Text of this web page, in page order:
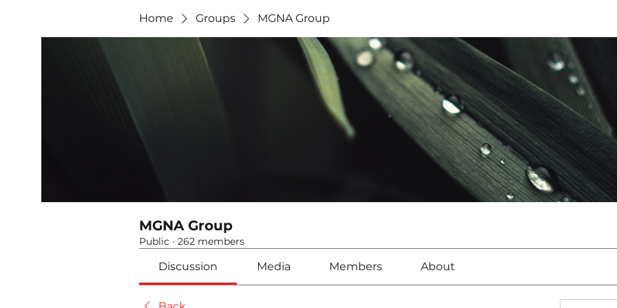
Home Groups MGNA Group
MGNA Group
Public · 262 members
Discussion Media Members About